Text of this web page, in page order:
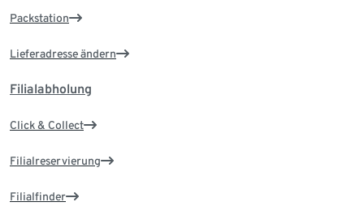
Packstation
Lieferadresse ändern
Filialabholung
Click & Collect
Filialreservierung
Filialfinder